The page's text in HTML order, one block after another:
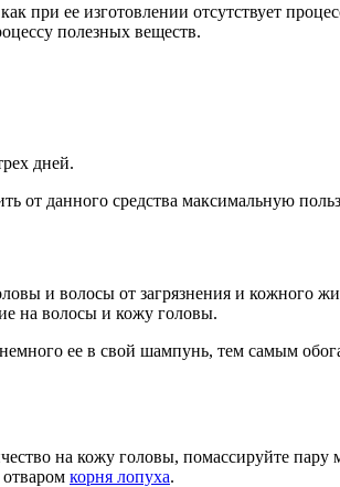
при ее изготовлении отсутствует
полезных веществ.
дней.
от данного средства максимальную
и волосы от загрязнения и кожного
на волосы и кожу головы.
ее в свой шампунь, тем самым
на кожу головы, помассируйте
корня лопуха.